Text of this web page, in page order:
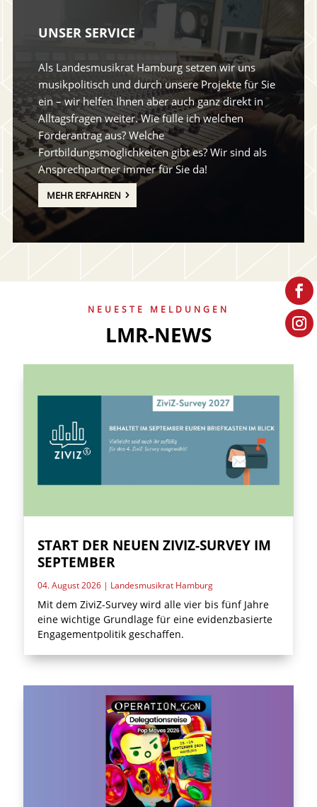
UNSER SERVICE
Als Landesmusikrat Hamburg setzen wir uns
musikpolitisch und durch unsere Projekte für Sie
ein – wir helfen Ihnen aber auch ganz direkt in
Alltagsfragen weiter. Wie fülle ich welchen
Förderantrag aus? Welche
Fortbildungsmöglichkeiten gibt es? Wir sind als
Ansprechpartner immer für Sie da!
MEHR ERFAHREN
NEUESTE MELDUNGEN
LMR-NEWS
START DER NEUEN ZIVIZ-SURVEY IM
SEPTEMBER
04. August 2026| Landesmusikrat Hamburg
Mit dem ZiviZ-Survey wird alle vier bis fünf Jahre
eine wichtige Grundlage für eine evidenzbasierte
Engagementpolitik geschaffen.